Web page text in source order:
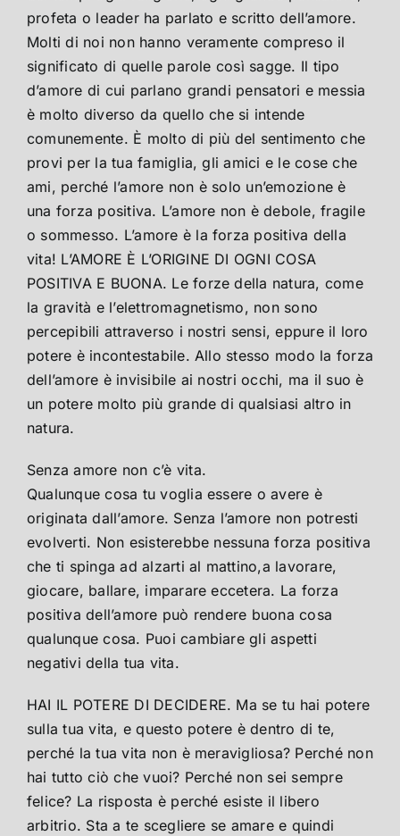
profeta o leader ha parlato e scritto dell’amore.
Molti di noi non hanno veramente compreso il
significato di quelle parole così sagge. Il tipo
d’amore di cui parlano grandi pensatori e messia
è molto diverso da quello che si intende
comunemente. È molto di più del sentimento che
provi per la tua famiglia, gli amici e le cose che
ami, perché l’amore non è solo un’emozione è
una forza positiva. L’amore non è debole, fragile
o sommesso. L’amore è la forza positiva della
vita! L’AMORE È L’ORIGINE DI OGNI COSA
POSITIVA E BUONA. Le forze della natura, come
la gravità e l’elettromagnetismo, non sono
percepibili attraverso i nostri sensi, eppure il loro
potere è incontestabile. Allo stesso modo la forza
dell’amore è invisibile ai nostri occhi, ma il suo è
un potere molto più grande di qualsiasi altro in
natura.
Senza amore non c’è vita.
Qualunque cosa tu voglia essere o avere è
originata dall’amore. Senza l’amore non potresti
evolverti. Non esisterebbe nessuna forza positiva
che ti spinga ad alzarti al mattino,a lavorare,
giocare, ballare, imparare eccetera. La forza
positiva dell’amore può rendere buona cosa
qualunque cosa. Puoi cambiare gli aspetti
negativi della tua vita.
HAI IL POTERE DI DECIDERE. Ma se tu hai potere
sulla tua vita, e questo potere è dentro di te,
perché la tua vita non è meravigliosa? Perché non
hai tutto ciò che vuoi? Perché non sei sempre
felice? La risposta è perché esiste il libero
arbitrio. Sta a te scegliere se amare e quindi